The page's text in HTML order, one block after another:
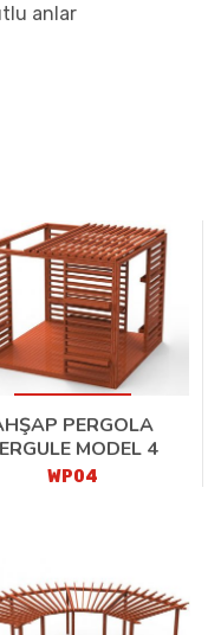
anlar
PERGOLA
MODEL 4
WP04